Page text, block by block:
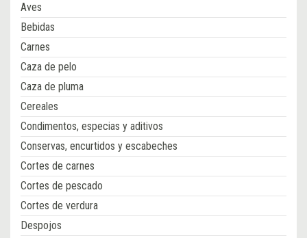
Aves
Bebidas
Carnes
Caza de pelo
Caza de pluma
Cereales
Condimentos, especias y aditivos
Conservas, encurtidos y escabeches
Cortes de carnes
Cortes de pescado
Cortes de verdura
Despojos